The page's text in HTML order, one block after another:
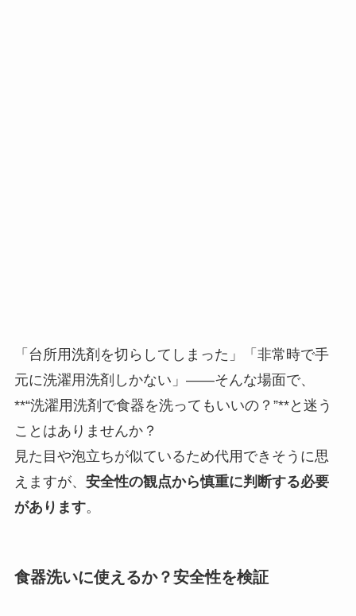
「台所用洗剤を切らしてしまった」「非常時で手
元に洗濯用洗剤しかない」――そんな場面で、
**“洗濯用洗剤で食器を洗ってもいいの？”**と迷う
ことはありませんか？
見た目や泡立ちが似ているため代用できそうに思
えますが、 安全性の観点から慎重に判断する必要
があります。
食器洗いに使えるか？安全性を検証